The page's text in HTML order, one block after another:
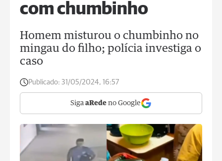
com chumbinho
Homem misturou o chumbinho no
mingau do filho; polícia investiga o
caso
Publicado: 31/05/2024, 16:57
Siga aRede no Google